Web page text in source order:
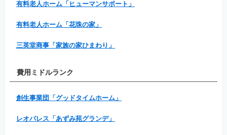
有料老人ホーム「ヒューマンサポート」
有料老人ホーム「花珠の家」
三英堂商事「家族の家ひまわり」
費用ミドルランク
創生事業団「グッドタイムホーム」
レオパレス「あずみ苑グランデ」